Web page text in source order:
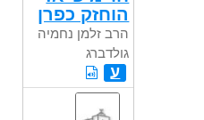
הוחזק כפרן
הרב זלמן נחמיה
גולדברג
ע